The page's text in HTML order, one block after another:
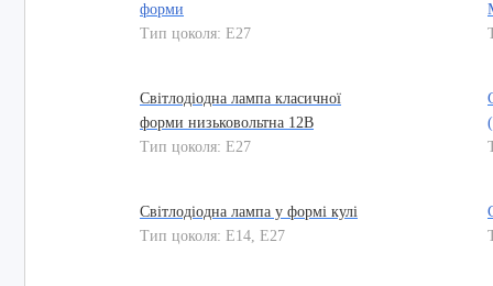
форми
Тип цоколя: E27
Світлодіодна лампа класичної
форми низьковольтна 12В
Тип цоколя: E27
Світлодіодна лампа у формі кулі
Тип цоколя: E14, E27